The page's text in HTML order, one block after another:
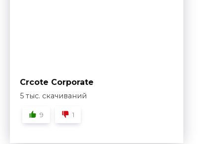
Crcote Corporate
5 тыс. скачиваний
9 1